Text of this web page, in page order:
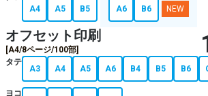
ページ数
最大64Pまで可能
4ページ毎での販売
A4
A5 B5 A6 B6 NEW
オフセット印刷
[A4/8ページ/100部]
タテ
A3 A4 A5 A6 B4 B5 B6
ヨコ